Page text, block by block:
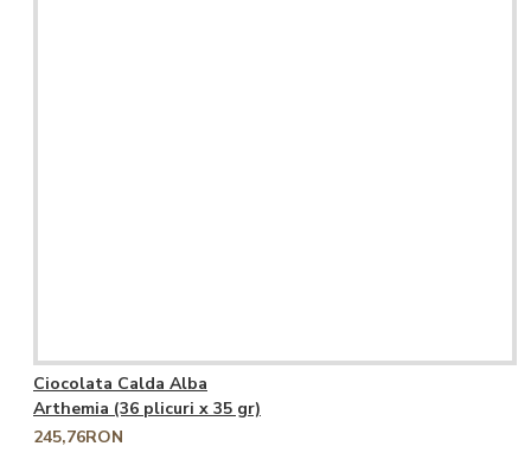
Ciocolata Calda Alba
Arthemia (36 plicuri x 35 gr)
245,76RON